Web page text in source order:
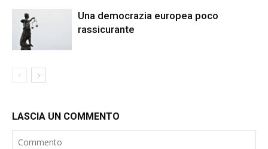
Una democrazia europea poco
rassicurante
LASCIA UN COMMENTO